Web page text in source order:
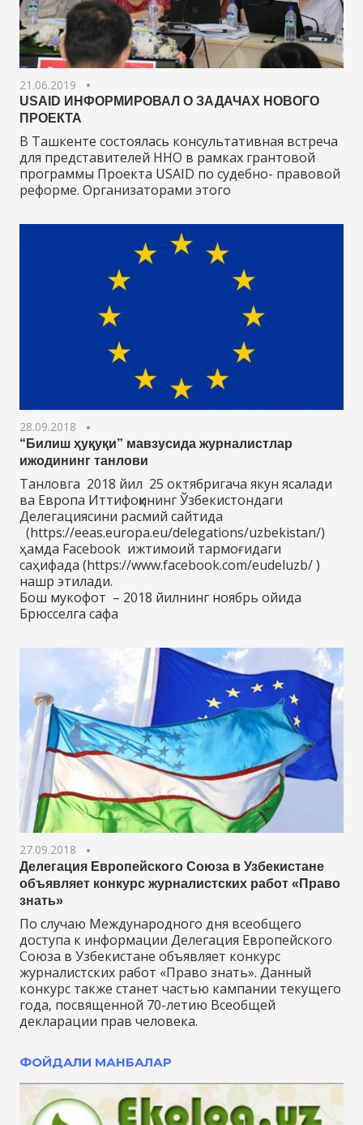
21.06.2019
USAID ИНФОРМИРОВАЛ О ЗАДАЧАХ НОВОГО
ПРОЕКТА
В Ташкенте состоялась консультативная встреча
для представителей ННО в рамках грантовой
программы Проекта USAID по судебно- правовой
реформе. Организаторами этого
28.09.2018
“Билиш ҳуқуқи” мавзусида журналистлар
ижодининг танлови
Танловга 2018 йил 25 октябригача якун ясалади
ва Европа Иттифоқининг Ўзбекистондаги
Делегациясини расмий сайтида
(https://eeas.europa.eu/delegations/uzbekistan/)
ҳамда Facebook ижтимоий тармоғидаги
саҳифада (https://www.facebook.com/eudeluzb/ )
нашр этилади.
Бош мукофот – 2018 йилнинг ноябрь ойида
Брюсселга сафа
27.09.2018
Делегация Европейского Союза в Узбекистане
объявляет конкурс журналистских работ «Право
знать»
По случаю Международного дня всеобщего
доступа к информации Делегация Европейского
Союза в Узбекистане объявляет конкурс
журналистских работ «Право знать». Данный
конкурс также станет частью кампании текущего
года, посвященной 70-летию Всеобщей
декларации прав человека.
ФОЙДАЛИ МАНБАЛАР